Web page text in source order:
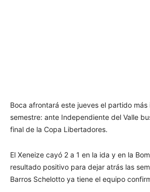
Boca afrontará este jueves el partido
semestre: ante Independiente del Valle
final de la Copa Libertadores.
El Xeneize cayó 2 a 1 en la ida y en la
resultado positivo para dejar atrás las
Barros Schelotto ya tiene el equipo